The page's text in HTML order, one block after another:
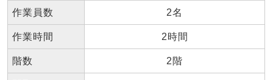
作業員数 2名
作業時間 2時間
階数 2階